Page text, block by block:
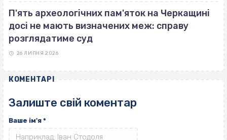
П'ять археологічних пам'яток на Черкащині
досі не мають визначених меж: справу
розглядатиме суд
26 ЛИПНЯ 2026
КОМЕНТАРІ
Залиште свій коментар
Ваше ім'я *